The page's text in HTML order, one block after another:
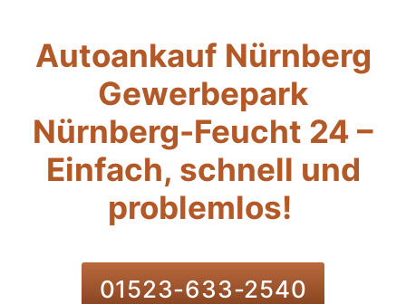
Autoankauf Nürnberg
Gewerbepark
Nürnberg-Feucht 24 –
Einfach, schnell und
problemlos!
01523-633-2540